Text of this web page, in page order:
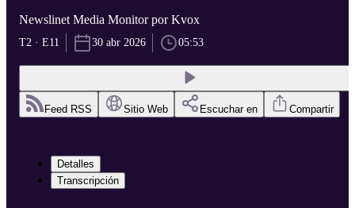
Newslinet Media Monitor por Kvox
T2 · E11 30 abr 2026 05:53
Feed RSS Sitio Web Escuchar en Compartir
Detalles
Transcripción